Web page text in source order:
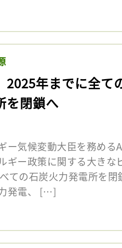
2025年までに全て
を閉鎖へ
ー気候変動大臣を務め
ギー政策に関する大き
ての石炭火力発電所を
発電、 […]